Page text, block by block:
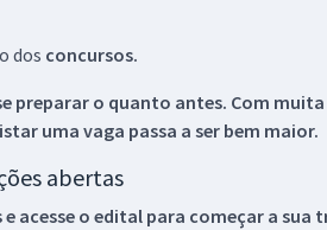
dos concursos.
preparar o quanto antes. Com
uma vaga passa a ser bem maior.
abertas
acesse o edital para começar a